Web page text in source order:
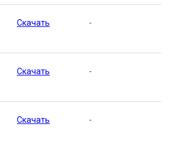
Скачать -
Скачать -
Скачать -